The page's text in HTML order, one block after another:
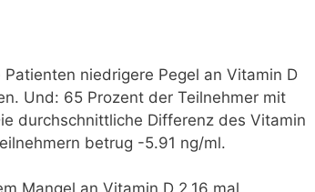
niedrigere Pegel an Vitamin D
Und: 65 Prozent der Teilnehmer mit
durchschnittliche Differenz des Vitamin
betrug -5.91 ng/ml.
Mangel an Vitamin D 2,16 mal